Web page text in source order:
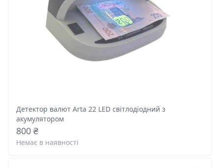
Детектор валют Arta 22 LED світлодіодний з
акумулятором
800 ₴
Немає в наявності